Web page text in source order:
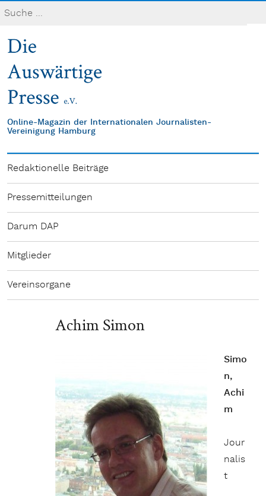
Online-Magazin der Internationalen Journalisten-
Vereinigung Hamburg
Redaktionelle Beiträge
Pressemitteilungen
Darum DAP
Mitglieder
Vereinsorgane
Achim Simon
Simo
n,
Achi
m
Jour
nalis
t